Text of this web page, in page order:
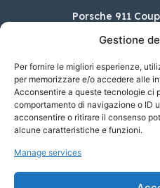
Gestione
Per fornire le migliori esperienze,
per memorizzare e/o accedere alle
Acconsentire a queste tecnologie ci
comportamento di navigazione o ID
acconsentire o ritirare il consenso
alcune caratteristiche e funzioni.
Manage services
Porsche 911
KIA Sportage 1.6
Skoda